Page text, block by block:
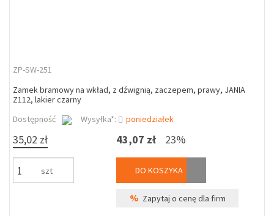
ZP-SW-251
Zamek bramowy na wkład, z dźwignią, zaczepem, prawy, JANIA
Z112, lakier czarny
Dostępność
Wysyłka*: poniedziałek
35,02 zł
szt
43,07 zł 23%
DO KOSZYKA
% Zapytaj o cenę dla firm